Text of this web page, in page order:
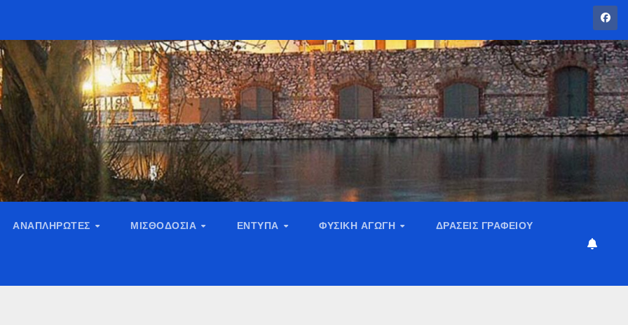
ΑΝΑΠΛΗΡΩΤΈΣ ΜΙΣΘΟΔΟΣΊΑ ΈΝΤΥΠΑ ΦΥΣΙΚΉ ΑΓΩΓΉ ΔΡΆΣΕΙΣ ΓΡΑΦΕΊΟΥ